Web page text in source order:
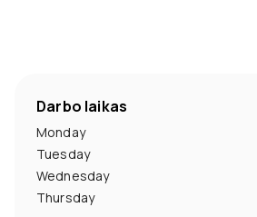
Darbo laikas
Monday
Tuesday
Wednesday
Thursday